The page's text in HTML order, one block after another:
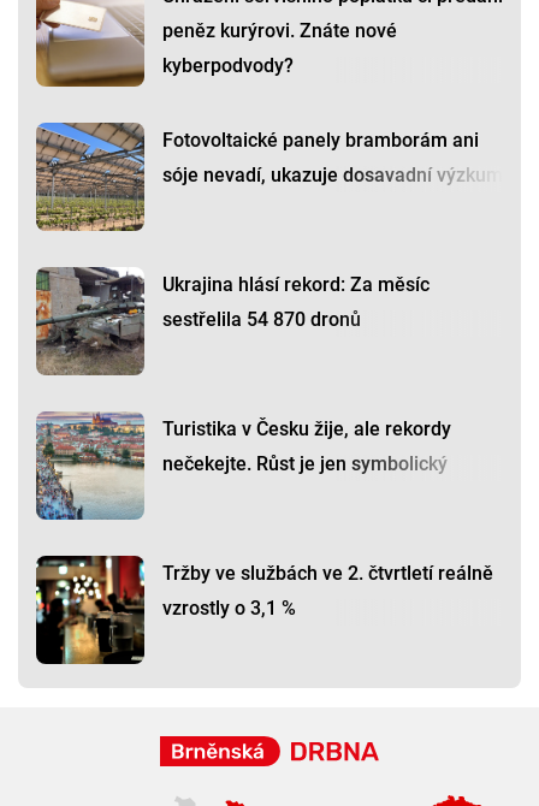
peněz kurýrovi. Znáte nové
kyberpodvody?
Fotovoltaické panely bramborám ani
sóje nevadí, ukazuje dosavadní výzkum
Ukrajina hlásí rekord: Za měsíc
sestřelila 54 870 dronů
Turistika v Česku žije, ale rekordy
nečekejte. Růst je jen symbolický
Tržby ve službách ve 2. čtvrtletí reálně
vzrostly o 3,1 %